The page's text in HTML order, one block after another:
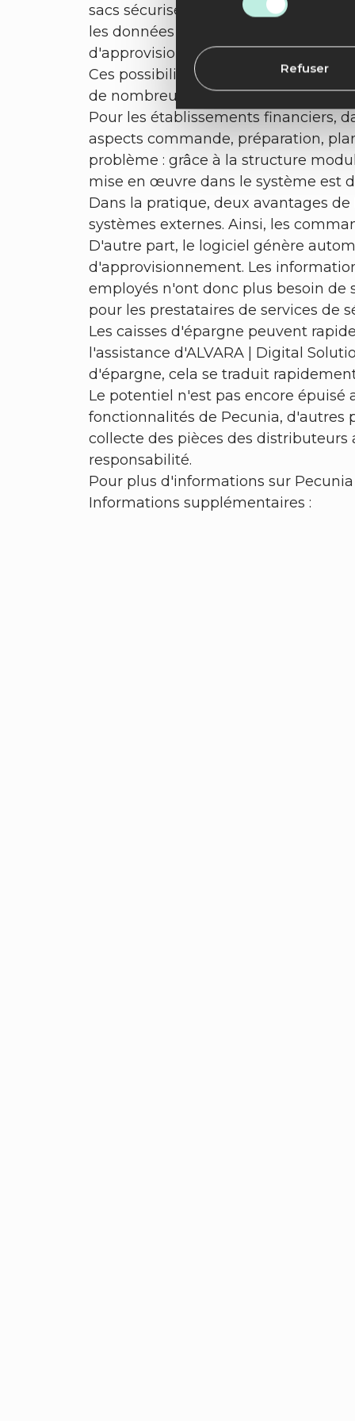
Refuser
sacs sécurisés de pièces se fait
les données de comptabilisation.
d'approvisionnement des
Ces possibilités de la solution
de nombreux établissements du
Pour les établissements financiers,
aspects commande, préparation,
problème : grâce à la structure
mise en œuvre dans le système est
Dans la pratique, deux avantages
systèmes externes. Ainsi, les
D'autre part, le logiciel génère
d'approvisionnement. Les
employés n'ont donc plus besoin
pour les prestataires de services de
Les caisses d'épargne peuvent
l'assistance d'ALVARA | Digital
d'épargne, cela se traduit
Le potentiel n'est pas encore
fonctionnalités de Pecunia, d'autres
collecte des pièces des
responsabilité.
Pour plus d'informations sur Pecunia
Informations supplémentaires :